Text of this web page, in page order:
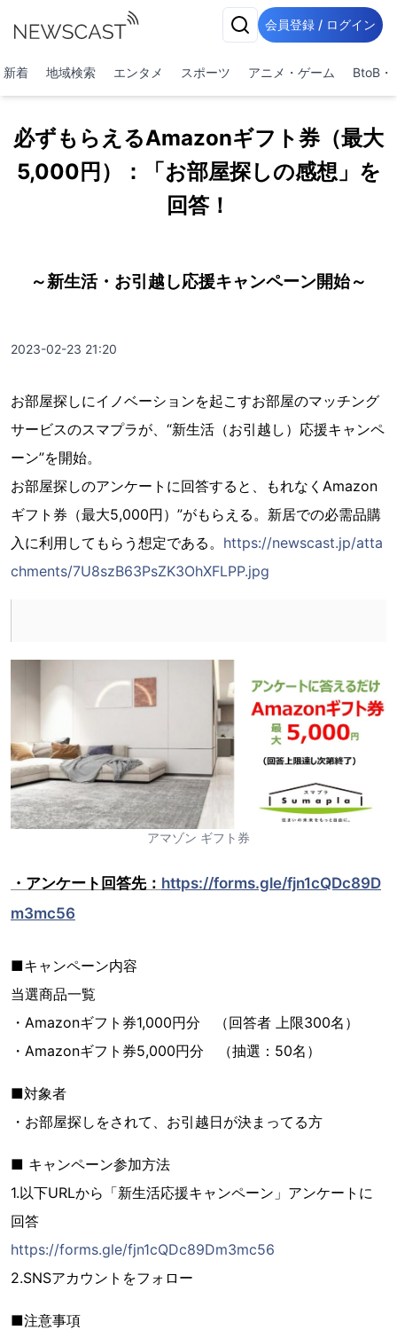
会員登録 / ログイン
新着 地域検索 エンタメ スポーツ アニメ・ゲーム BtoB・
必ずもらえるAmazonギフト券（最大
5,000円）：「お部屋探しの感想」を
回答！
～新生活・お引越し応援キャンペーン開始～
2023-02-23 21:20
お部屋探しにイノベーションを起こすお部屋のマッチング
サービスのスマプラが、“新生活（お引越し）応援キャンペ
ーン”を開始。
お部屋探しのアンケートに回答すると、もれなくAmazon
ギフト券（最大5,000円）”がもらえる。新居での必需品購
入に利用してもらう想定である。 https://newscast.jp/atta
chments/7U8szB63PsZK3OhXFLPP.jpg
アマゾン ギフト券
・アンケート回答先： https://forms.gle/fjn1cQDc89D
m3mc56
■キャンペーン内容
当選商品一覧
・Amazonギフト券1,000円分 （回答者 上限300名）
・Amazonギフト券5,000円分 （抽選：50名）
■対象者
・お部屋探しをされて、お引越日が決まってる方
■ キャンペーン参加方法
1.以下URLから「新生活応援キャンペーン」アンケートに
回答
https://forms.gle/fjn1cQDc89Dm3mc56
2.SNSアカウントをフォロー
■注意事項